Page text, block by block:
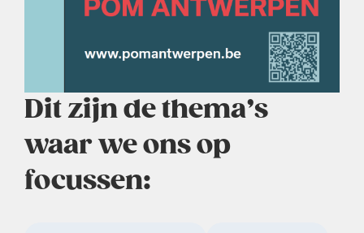
Dit zijn de thema’s
waar we ons op
focussen: